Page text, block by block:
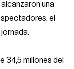
una
el
34,5 millones del